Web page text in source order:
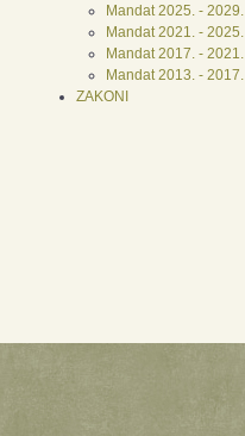
Mandat 2025. - 2029.
Mandat 2021. - 2025.
Mandat 2017. - 2021.
Mandat 2013. - 2017.
ZAKONI